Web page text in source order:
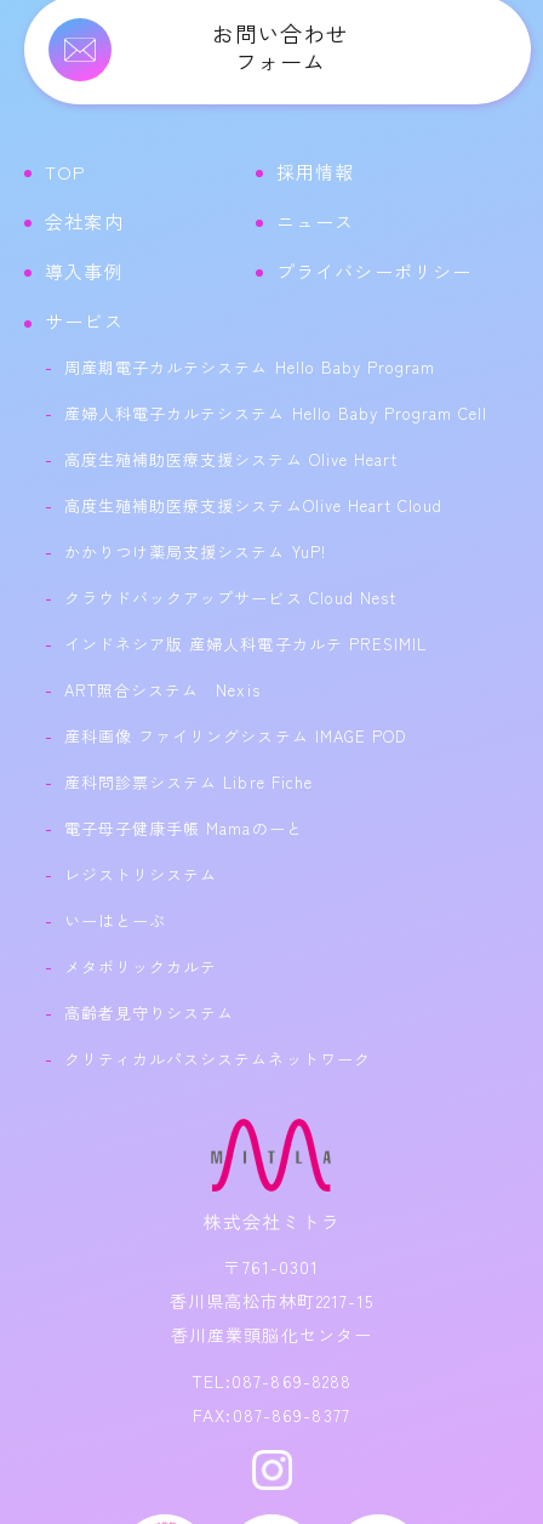
お問い合わせ
フォーム
TOP
会社案内
導入事例
採用情報
ニュース
プライバシーポリシー
サービス
周産期電子カルテシステム Hello Baby Program
産婦人科電子カルテシステム Hello Baby Program Cell
高度生殖補助医療支援システム Olive Heart
高度生殖補助医療支援システムOlive Heart Cloud
かかりつけ薬局支援システム YuP!
クラウドバックアップサービス Cloud Nest
インドネシア版 産婦人科電子カルテ PRESIMIL
ART照合システム Nexis
産科画像 ファイリングシステム IMAGE POD
産科問診票システム Libre Fiche
電子母子健康手帳 Mamaのーと
レジストリシステム
いーはとーぶ
メタボリックカルテ
高齢者見守りシステム
クリティカルパスシステムネットワーク
〒761-0301
香川県高松市林町2217-15
香川産業頭脳化センター
TEL:087-869-8288
FAX:087-869-8377